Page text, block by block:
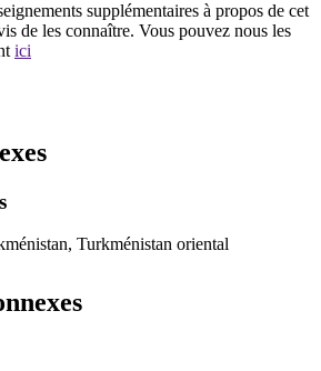
supplémentaires à propos de cet
de les connaître. Vous pouvez nous les
ici
Turkménistan oriental